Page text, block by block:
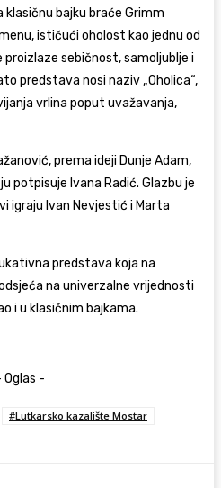
bajku braće Grimm
ističući oholost kao jednu od
proizlaze sebičnost, samoljublje i
predstava nosi naziv „Oholica“,
vrlina poput uvažavanja,
prema ideji Dunje Adam,
potpisuje Ivana Radić. Glazbu je
igraju Ivan Nevjestić i Marta
predstava koja na
na univerzalne vrijednosti
i u klasičnim bajkama.
Oglas -
#Lutkarsko kazalište Mostar